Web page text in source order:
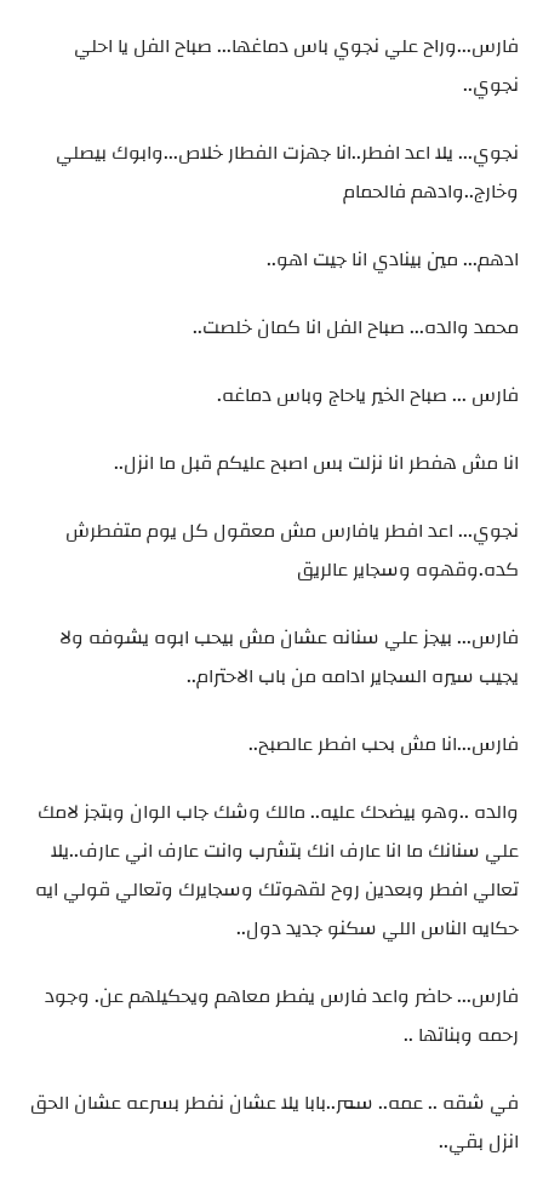
فارس...وراح علي نجوي باس دماغها... صباح الفل يا احلي
نجوي..
نجوي... يلا اعد افطر..انا جهزت الفطار خلاص...وابوك بيصلي
وخارج..وادهم فالحمام
ادهم... مين بينادي انا جيت اهو..
محمد والده... صباح الفل انا كمان خلصت..
فارس ... صباح الخير ياحاج وباس دماغه.
انا مش هفطر انا نزلت بس اصبح عليكم قبل ما انزل..
نجوي... اعد افطر يافارس مش معقول كل يوم متفطرش
كده.وقهوه وسجاير عالريق
فارس... بيجز علي سنانه عشان مش بيحب ابوه يشوفه ولا
يجيب سيره السجاير ادامه من باب الاحترام..
فارس...انا مش بحب افطر عالصبح..
والده ..وهو بيضحك عليه.. مالك وشك جاب الوان وبتجز لامك
علي سنانك ما انا عارف انك بتشرب وانت عارف اني عارف..يلا
تعالي افطر وبعدين روح لقهوتك وسجايرك وتعالي قولي ايه
حكايه الناس اللي سكنو جديد دول..
فارس... حاضر واعد فارس يفطر معاهم ويحكيلهم عن. وجود
رحمه وبناتها ..
في شقه .. عمه.. سمر..بابا يلا عشان نفطر بسرعه عشان الحق
انزل بقي..